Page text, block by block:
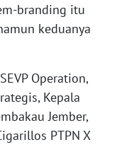
branding itu
keduanya
Operation,
Kepala
Jember,
PTPN X